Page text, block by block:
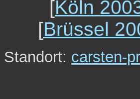
[Köln
[Brüssel
Standort: carsten-